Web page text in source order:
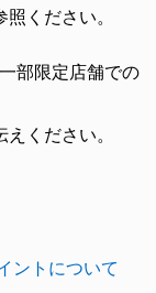
ください。
部限定店舗での
ください。
ントについて